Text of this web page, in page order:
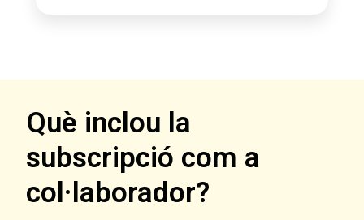
Què inclou la
subscripció com a
col·laborador?